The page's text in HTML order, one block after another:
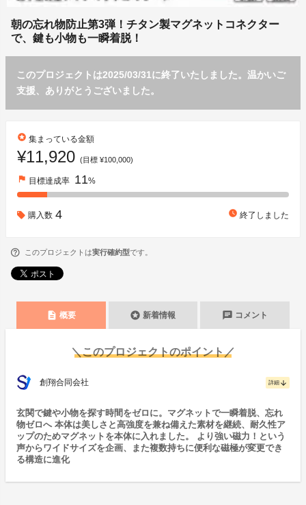
朝の忘れ物防止第3弾！チタン製マグネットコネクター
で、鍵も小物も一瞬着脱！
このプロジェクトは2025/03/31に終了いたしました。温かいご
支援、ありがとうございました。
stars 集まっている金額
¥11,920 (目標 ¥100,000)
flag 目標達成率 11%
購入数 4 watch_later 終了しました
このプロジェクトは実行確約型です。
description 概要 stars 新着情報 chat コメント
＼このプロジェクトのポイント／
創翔合同会社 詳細 arrow_downward
玄関で鍵や小物を探す時間をゼロに。マグネットで一瞬着脱、忘れ
物ゼロへ 本体は美しさと高強度を兼ね備えた素材を継続、耐久性ア
ップのためマグネットを本体に入れました。 より強い磁力！という
声からワイドサイズを企画、また複数持ちに便利な磁極が変更でき
る構造に進化